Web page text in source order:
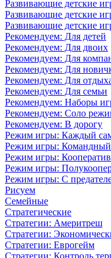
Развивающие детские
Развивающие детские
Развивающие детские
Рекомендуем: Для детей
Рекомендуем: Для двоих
Рекомендуем: Для
Рекомендуем: Для
Рекомендуем: Для
Рекомендуем: Для семьи
Рекомендуем: Наборы
Рекомендуем: Соло
Рекомендуем: В дорогу
Режим игры: Каждый сам
Режим игры: Командный
Режим игры:
Режим игры:
Режим игры: С
Рисуем
Семейные
Стратегические
Стратегии: Америтреш
Стратегии:
Стратегии: Еврогейм
Стратегии: Контроль